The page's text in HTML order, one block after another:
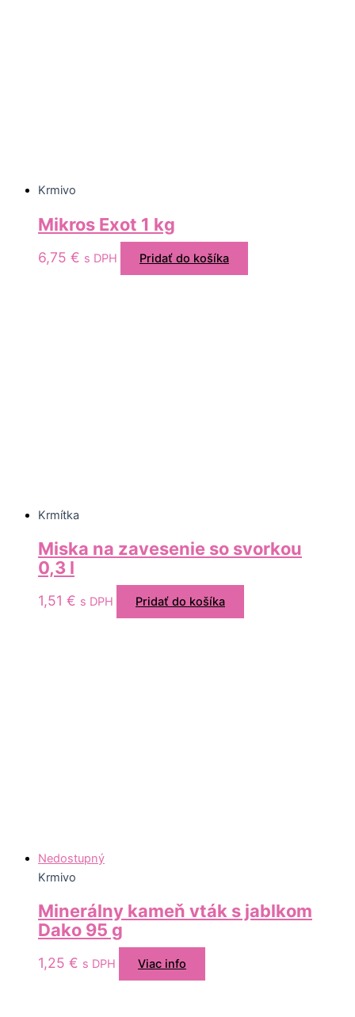
Krmivo
Mikros Exot 1 kg
6,75 € s DPH Pridať do košíka
Krmítka
Miska na zavesenie so svorkou
0,3 l
1,51 € s DPH Pridať do košíka
Nedostupný
Krmivo
Minerálny kameň vták s jablkom
Dako 95 g
1,25 € s DPH Viac info